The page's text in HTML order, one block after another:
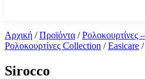
Αρχική /Προϊόντα /Ρολοκουρτίνες
Ρολοκουρτίνες Collection /Easicare /
Sirocco